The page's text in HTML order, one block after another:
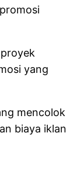
yang
mencolok
biaya iklan